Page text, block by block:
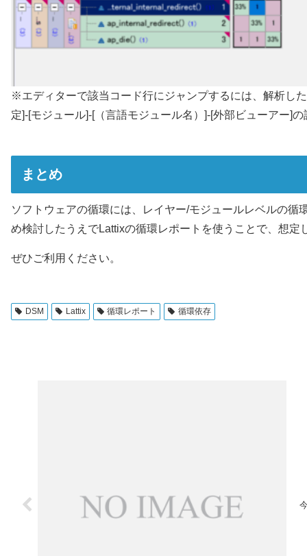
※エディターで該当コード行にジャンプするには、解析し
定]-[モジュール]-[（言語モジュール名）]-[外部ビューアー]
まとめ
ソフトウェアの循環には、レイヤー/モジュールレベルの
め検討したうえでLattixの循環レポートを使うことで、想
ぜひご利用ください。
DSM Lattix 循環レポート 循環依存